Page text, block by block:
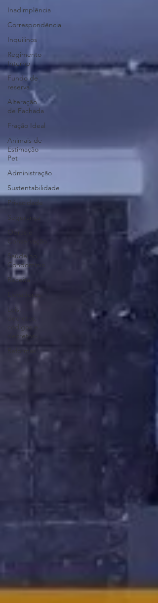
Inadimplência
Correspondência
Inquilinos
Regimento
Interno
Fundo de
reserva
Alteração
de Fachada
Fração Ideal
Animais de
Estimação
Pet
Administração
Sustentabilidade
Privacidade
Segurança
Obras e
Conservação
Saúde no
Condomínio
Receita
Elevadores
Leis,
decretos,
códigos e
decretos-
Reformas